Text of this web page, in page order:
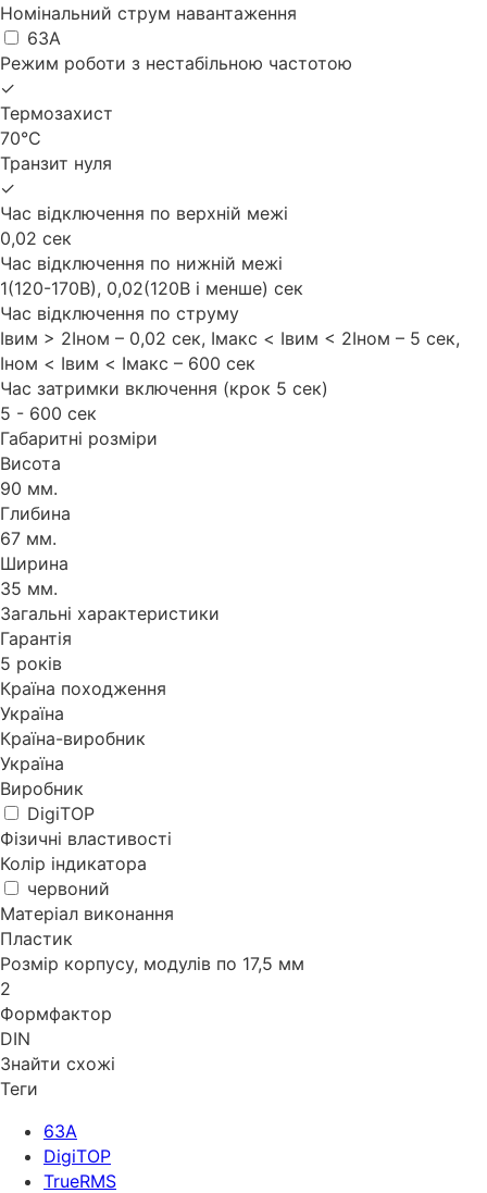
Номінальний струм навантаження
63A
Режим роботи з нестабільною частотою
✓
Термозахист
70°С
Транзит нуля
✓
Час відключення по верхній межі
0,02 сек
Час відключення по нижній межі
1(120-170В), 0,02(120В і менше) сек
Час відключення по струму
Iвим > 2Iном – 0,02 сек, Iмакс < Iвим < 2Iном – 5 сек,
Iном < Iвим < Iмакс – 600 сек
Час затримки включення (крок 5 сек)
5 - 600 сек
Габаритні розміри
Висота
90 мм.
Глибина
67 мм.
Ширина
35 мм.
Загальні характеристики
Гарантія
5 років
Країна походження
Україна
Країна-виробник
Україна
Виробник
DigiTOP
Фізичні властивості
Колір індикатора
червоний
Матеріал виконання
Пластик
Розмір корпусу, модулів по 17,5 мм
2
Формфактор
DIN
Знайти схожі
Теги
63A
DigiTOP
TrueRMS